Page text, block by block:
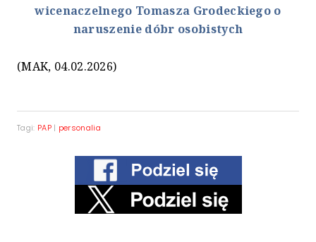
wicenaczelnego Tomasza Grodeckiego o
naruszenie dóbr osobistych
(MAK, 04.02.2026)
Tagi: PAP| personalia